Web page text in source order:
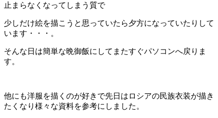
止まらなくなってしまう質で
少しだけ絵を描こうと思っていたら夕方になっていたりして
います・・・。
そんな日は簡単な晩御飯にしてまたすぐパソコンへ戻りま
す。
他にも洋服を描くのが好きで先日はロシアの民族衣装が描き
たくなり様々な資料を参考にしました。